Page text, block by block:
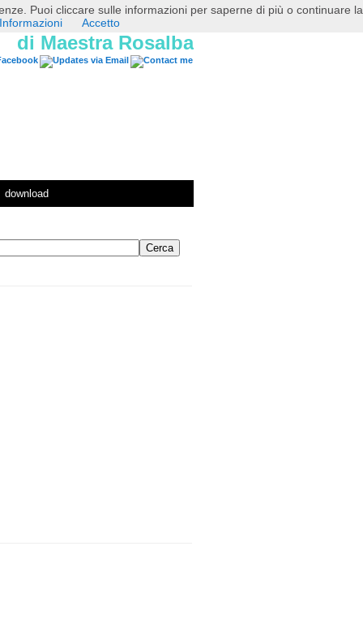
di Maestra Rosalba
download
Puoi cliccare sulle informazioni per saperne di più o continuare la
Accetto